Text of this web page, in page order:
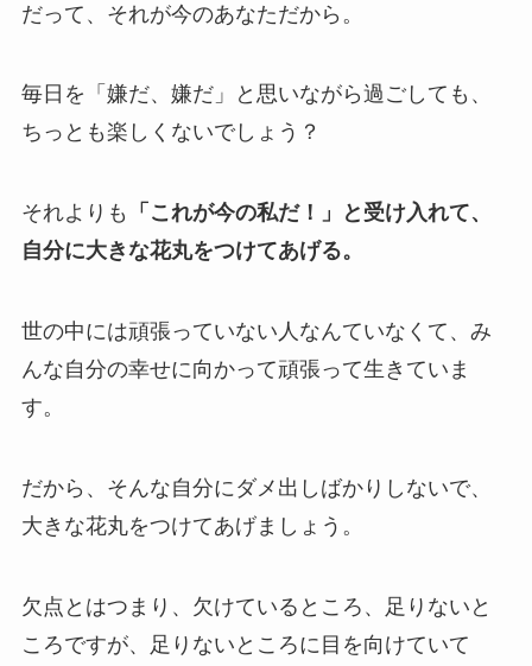
だって、それが今のあなただから。
毎日を「嫌だ、嫌だ」と思いながら過ごしても、
ちっとも楽しくないでしょう？
それよりも
「これが今の私だ！」と受け入れて、
自分に大きな花丸をつけてあげる。
世の中には頑張っていない人なんていなくて、み
んな自分の幸せに向かって頑張って生きていま
す。
だから、そんな自分にダメ出しばかりしないで、
大きな花丸をつけてあげましょう。
欠点とはつまり、欠けているところ、足りないと
ころですが、足りないところに目を向けていて